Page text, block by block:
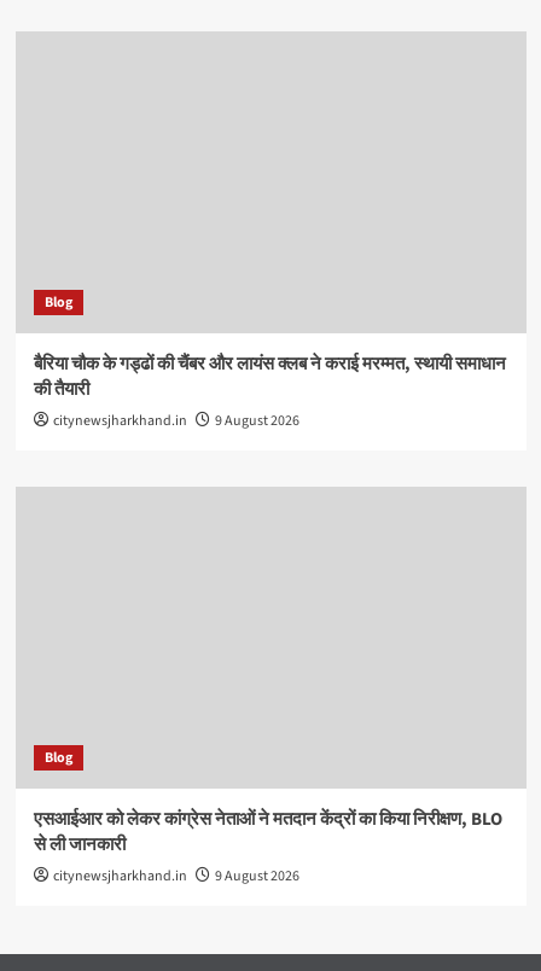
Blog
बैरिया चौक के गड्ढों की चैंबर और लायंस क्लब ने कराई मरम्मत, स्थायी समाधान
की तैयारी
citynewsjharkhand.in 9 August 2026
Blog
एसआईआर को लेकर कांग्रेस नेताओं ने मतदान केंद्रों का किया निरीक्षण, BLO
से ली जानकारी
citynewsjharkhand.in 9 August 2026